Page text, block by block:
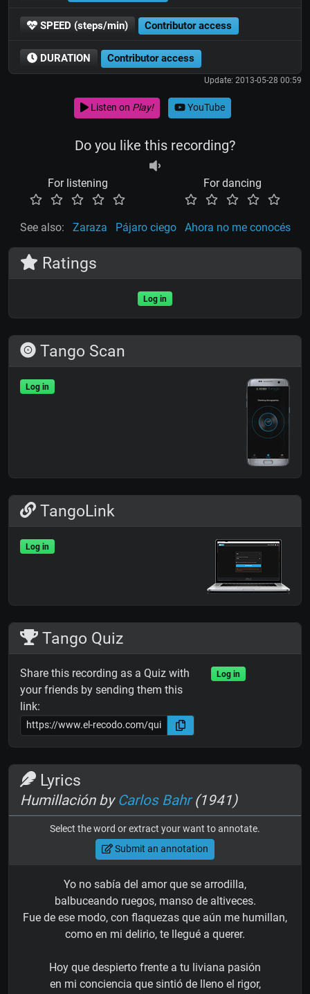
SPEED (steps/min) Contributor access
DURATION Contributor access
Update: 2013-05-28 00:59
Listen on Play! YouTube
Do you like this recording?
For listening For dancing
See also: Zaraza Pájaro ciego Ahora no me conocés
Ratings
Log in
Tango Scan
Log in
TangoLink
Log in
Tango Quiz
Share this recording as a Quiz with
your friends by sending them this
link:
Log in
Lyrics
Humillación by Carlos Bahr(1941)
Select the word or extract your want to annotate.
Submit an annotation
Yo no sabía del amor que se arrodilla,
balbuceando ruegos, manso de altiveces.
Fue de ese modo, con flaquezas que aún me humillan,
como en mi delirio, te llegué a querer.
Hoy que despierto frente a tu liviana pasión
en mi conciencia que sintió de lleno el rigor,